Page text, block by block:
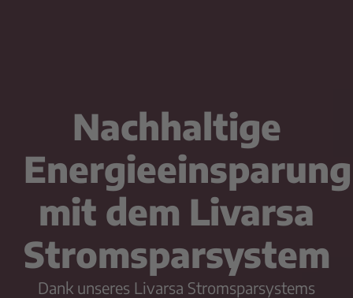
Nachhaltige
Energieeinsparung
mit dem Livarsa
Stromsparsystem
Dank unseres Livarsa Stromsparsystems